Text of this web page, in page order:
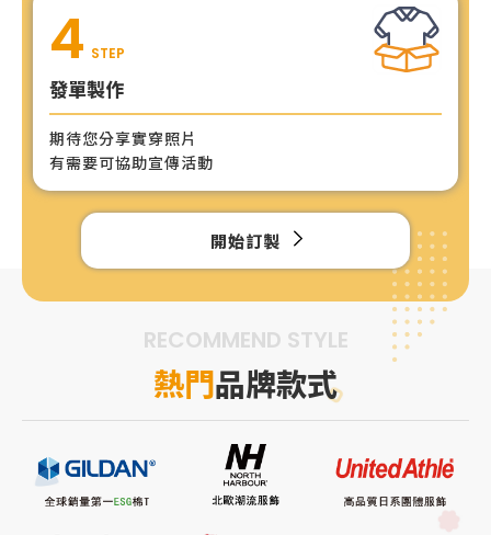
4 STEP
發單製作
期待您分享實穿照片
有需要可協助宣傳活動
開始訂製
RECOMMEND STYLE
熱門品牌款式